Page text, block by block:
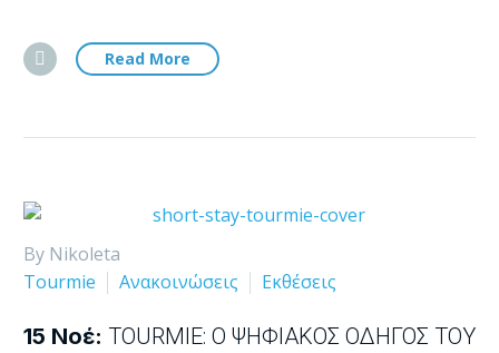
Read More
By Nikoleta
Tourmie
Ανακοινώσεις Εκθέσεις
15 Νοέ: TOURMIE: Ο ΨΗΦΙΑΚΌΣ ΟΔΗΓΌΣ ΤΟΥ